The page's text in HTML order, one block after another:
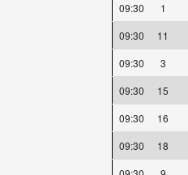
09:30
1
09:30
11
09:30
3
09:30
15
09:30
16
09:30
18